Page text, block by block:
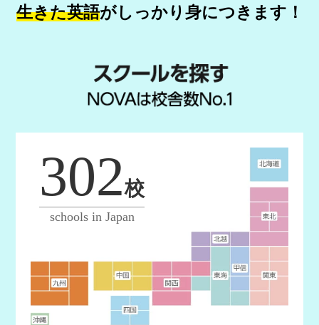
生きた英語がしっかり身につきます！
302校
schools in Japan